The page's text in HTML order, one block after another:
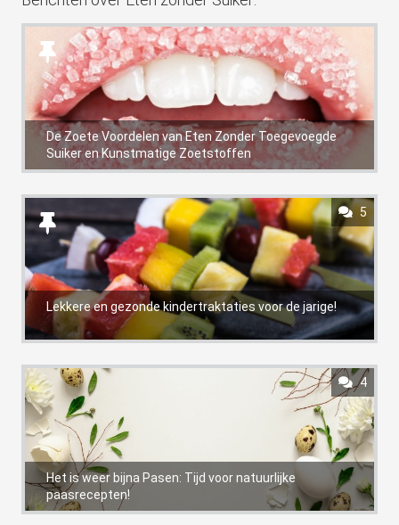
De Zoete Voordelen van Eten Zonder Toegevoegde
Suiker en Kunstmatige Zoetstoffen
5
Lekkere en gezonde kindertraktaties voor de jarige!
4
Het is weer bijna Pasen: Tijd voor natuurlijke
paasrecepten!